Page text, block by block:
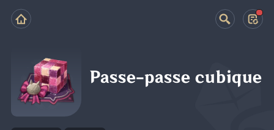
Passe-passe cubique